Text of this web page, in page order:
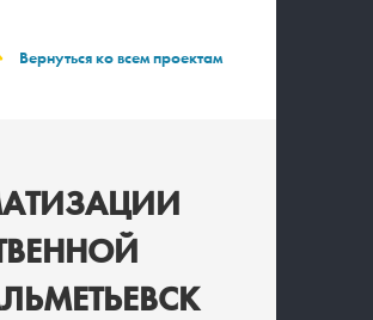
Вернуться ко всем проектам